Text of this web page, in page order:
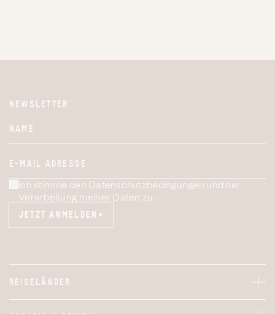
NEWSLETTER
NAME
E-MAIL ADRESSE
Ich stimme den Datenschutzbedingungen und der
Verarbeitung meiner Daten zu.
JETZT ANMELDEN
JETZT ANMELDEN
REISELÄNDER